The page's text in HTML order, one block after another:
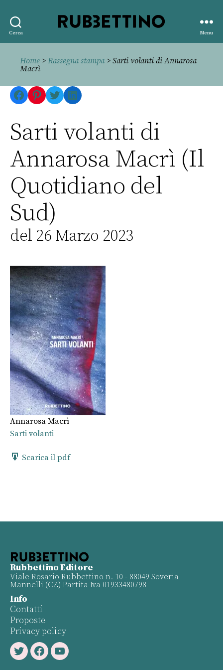
Cerca
editore
Menu
Home > Rassegna stampa> Sarti volanti di Annarosa
Macrì
Facebook
Pinterest
TwitterLinkedIn
Sarti volanti di
Annarosa Macrì (Il
Quotidiano del
Sud)
del 26 Marzo 2023
Annarosa Macrì
Sarti volanti
Scarica il pdf
Rubbettino Editore
Viale Rosario Rubbettino n. 10 - 88049 Soveria
Mannelli (CZ) Partita Iva 01933480798
Info
Contatti
Proposte
Privacy policy
TwitterFacebookYoutube